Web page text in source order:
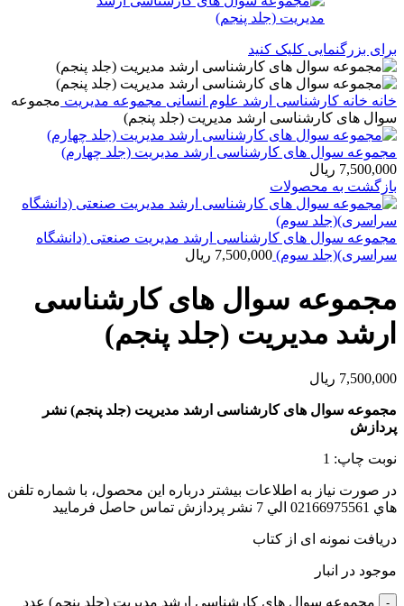
برای بزرگنمایی کلیک کنید
خانه خانه کارشناسی ارشد علوم انسانی مجموعه مدیریت مجموعه
سوال های کارشناسی ارشد مدیریت (جلد پنجم)
مجموعه سوال های کارشناسی ارشد مدیریت (جلد چهارم)
7,500,000 ریال
بازگشت به محصولات
مجموعه سوال های کارشناسی ارشد مدیریت صنعتی (دانشگاه
سراسری)(جلد سوم) 7,500,000 ریال
مجموعه سوال های کارشناسی
ارشد مدیریت (جلد پنجم)
7,500,000 ریال
مجموعه سوال های کارشناسی ارشد مدیریت (جلد پنجم) نشر
پردازش
نوبت چاپ: 1
در صورت نياز به اطلاعات بيشتر درباره اين محصول، با شماره تلفن
هاي 02166975561 الي 7 نشر پردازش تماس حاصل فرماييد
دریافت نمونه ای از کتاب
موجود در انبار
مجموعه سوال های کارشناسی ارشد مدیریت (جلد پنجم) عدد